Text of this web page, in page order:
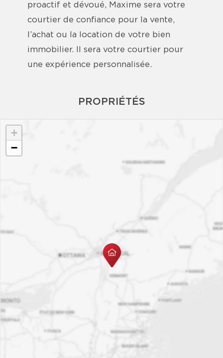
proactif et dévoué, Maxime sera votre
courtier de confiance pour la vente,
l’achat ou la location de votre bien
immobilier. Il sera votre courtier pour
une expérience personnalisée.
PROPRIÉTÉS
+
−